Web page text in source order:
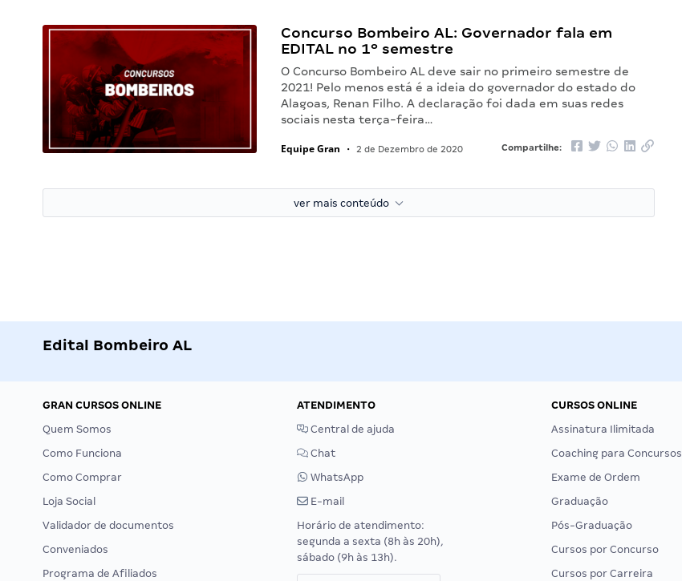
Concurso Bombeiro AL: Governador fala em
EDITAL no 1º semestre
O Concurso Bombeiro AL deve sair no primeiro semestre de
2021! Pelo menos está é a ideia do governador do estado do
Alagoas, Renan Filho. A declaração foi dada em suas redes
sociais nesta terça-feira…
Equipe Gran • 2 de Dezembro de 2020 Compartilhe:
ver mais conteúdo
Edital Bombeiro AL
GRAN CURSOS ONLINE
Quem Somos
Como Funciona
Como Comprar
Loja Social
Validador de documentos
Conveniados
Programa de Afiliados
ATENDIMENTO
Central de ajuda
Chat
WhatsApp
E-mail
Horário de atendimento:
segunda a sexta (8h às 20h),
sábado (9h às 13h).
CURSOS ONLINE
Assinatura Ilimitada
Coaching para Concursos
Exame de Ordem
Graduação
Pós-Graduação
Cursos por Concurso
Cursos por Carreira